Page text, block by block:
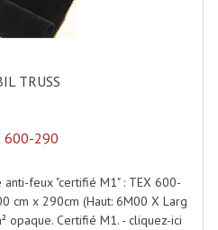
SC150
Triodéco
Monotube
TRUSS
600-290
feux "certifié M1" : TEX 600-
cm x 290cm (Haut: 6M00 X Larg
opaque. Certifié M1. - cliquez-ici